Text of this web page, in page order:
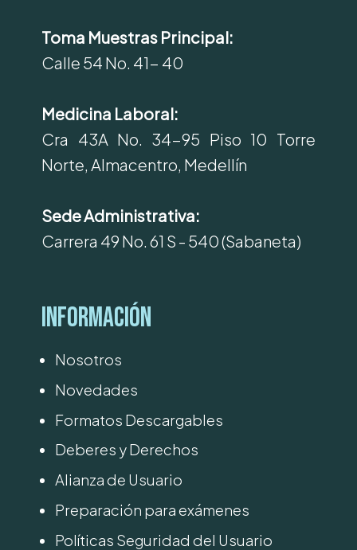
Toma Muestras Principal:
Calle 54 No. 41- 40
Medicina Laboral:
Cra 43A No. 34-95 Piso 10 Torre
Norte, Almacentro, Medellín
Sede Administrativa:
Carrera 49 No. 61 S - 540 (Sabaneta)
Información
Nosotros
Novedades
Formatos Descargables
Deberes y Derechos
Alianza de Usuario
Preparación para exámenes
Políticas Seguridad del Usuario